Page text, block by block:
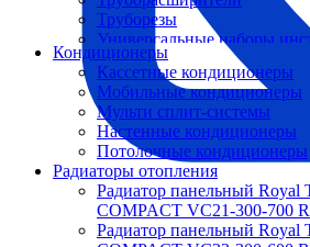
Труборезы
Универсальные наборы
Кондиционеры
Кассетные кондиционеры
Мобильные кондиционеры
Мульти сплит-системы
Настенные кондиционеры
Потолочные кондиционеры
Радиаторы отопления
Радиатор панельный Royal
COMPACT VC21-300-700
Радиатор панельный Royal